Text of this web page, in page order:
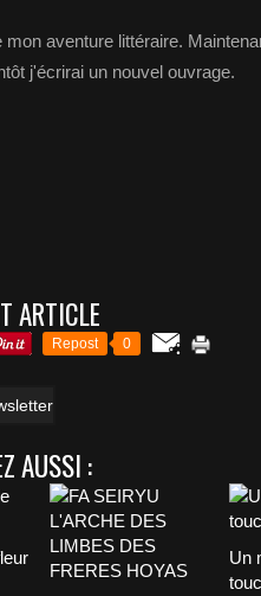
aventure littéraire.
j'écrirai un nouvel ouvrage.
ARTICLE
Repost 0
AUSSI :
Un